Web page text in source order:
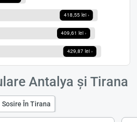
Antalya și Tirana
Sosire În Tirana